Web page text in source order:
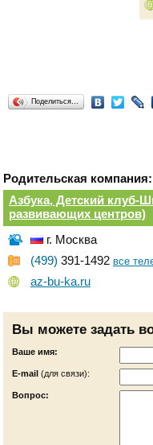
Поделиться…
Родительская компания:
Азбука, Детский клуб-
развивающих центров)
г. Москва
(499) 391-1492 все
az-bu-ka.ru
Вы можете задать
Ваше имя:
Е-mail (для связи):
Вопрос: